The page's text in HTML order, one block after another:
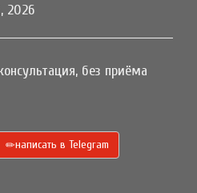
2026
без приёма
написать в Telegram